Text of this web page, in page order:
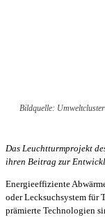
Bildquelle:
Das Leuchtturmprojekt
ihren Beitrag zur
Energieeffiziente
oder Lecksuchsystem für
prämierte Technologien